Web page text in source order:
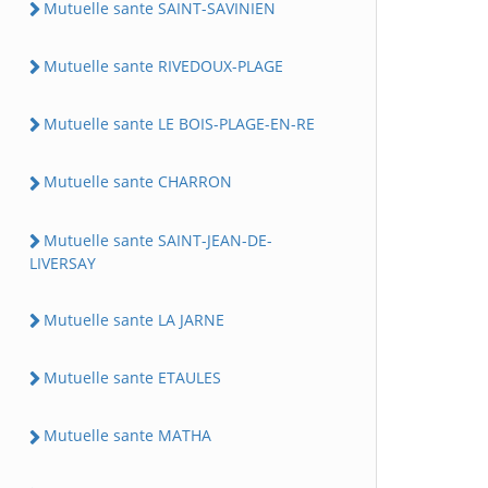
Mutuelle sante SAINT-SAVINIEN
Mutuelle sante RIVEDOUX-PLAGE
Mutuelle sante LE BOIS-PLAGE-EN-RE
Mutuelle sante CHARRON
Mutuelle sante SAINT-JEAN-DE-
LIVERSAY
Mutuelle sante LA JARNE
Mutuelle sante ETAULES
Mutuelle sante MATHA